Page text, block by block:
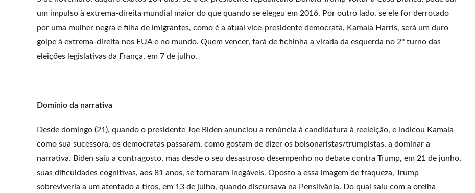
um impulso à extrema-direita mundial maior do que quando se elegeu em 2016. Por outro lado, se ele for derrotado
por uma mulher negra e filha de imigrantes, como é a atual vice-presidente democrata, Kamala Harris, será um duro
golpe à extrema-direita nos EUA e no mundo. Quem vencer, fará de fichinha a virada da esquerda no 2º turno das
eleições legislativas da França, em 7 de julho.
Domínio da narrativa
Desde domingo (21), quando o presidente Joe Biden anunciou a renúncia à candidatura à reeleição, e indicou Kamala
como sua sucessora, os democratas passaram, como gostam de dizer os bolsonaristas/trumpistas, a dominar a
narrativa. Biden saiu a contragosto, mas desde o seu desastroso desempenho no debate contra Trump, em 21 de junho,
suas dificuldades cognitivas, aos 81 anos, se tornaram inegáveis. Oposto a essa imagem de fraqueza, Trump
sobreviveria a um atentado a tiros, em 13 de julho, quando discursava na Pensilvânia. Do qual saiu com a orelha